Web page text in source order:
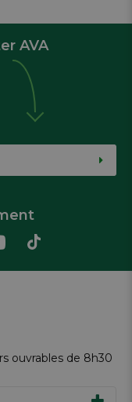
AVA
ouvrables de 8h30